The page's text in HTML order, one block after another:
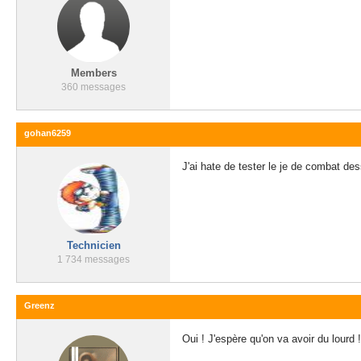
Members
360 messages
gohan6259
Technicien
1 734 messages
J'ai hate de tester le je de combat
Greenz
Oui ! J'espère qu'on va avoir du lourd !